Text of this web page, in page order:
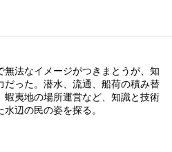
無法なイメージがつきまとうが、知
だった。潜水、流通、船荷の積み替
蝦夷地の場所運営など、知識と技術
辺の民の姿を探る。